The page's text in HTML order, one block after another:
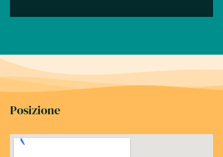
Posizione